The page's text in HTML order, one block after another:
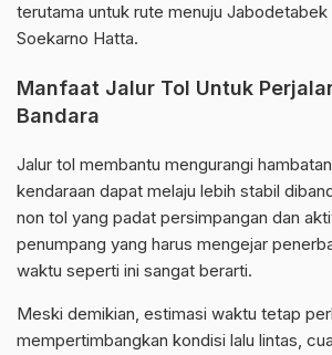
terutama untuk rute menuju Jabodetabek
Soekarno Hatta.
Manfaat Jalur Tol Untuk
Bandara
Jalur tol membantu mengurangi
kendaraan dapat melaju lebih stabil
non tol yang padat persimpangan dan
penumpang yang harus mengejar
waktu seperti ini sangat berarti.
Meski demikian, estimasi waktu tetap
mempertimbangkan kondisi lalu lintas,